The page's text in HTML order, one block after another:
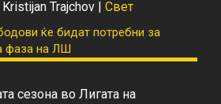
Kristijan Trajchov | Свет
сезона во Лигата на